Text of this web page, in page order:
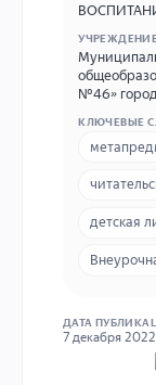
УЧРЕЖДЕНИЕ
№46»
КЛЮЧЕВЫЕ
детская
ДАТА
7 декабря